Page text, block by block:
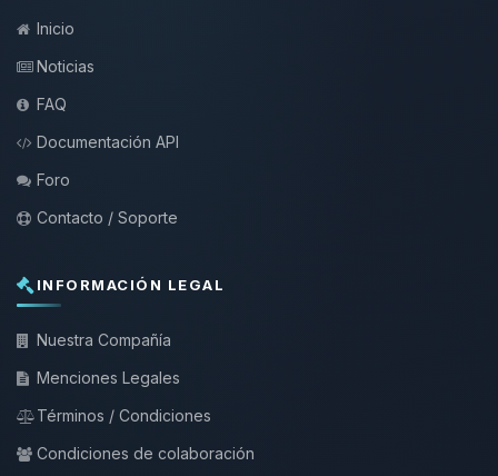
Inicio
Noticias
FAQ
Documentación API
Foro
Contacto / Soporte
INFORMACIÓN LEGAL
Nuestra Compañía
Menciones Legales
Términos / Condiciones
Condiciones de colaboración